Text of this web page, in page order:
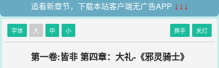
追看新章节，下载本站客户端无广告APP ↓↓↓
字体 大 中 小 换手 关灯
第一卷:皆非 第四章：大礼-《邪灵骑士》